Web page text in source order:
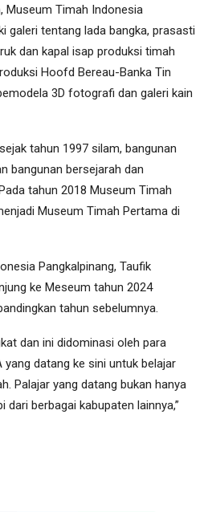
Museum Timah Indonesia
galeri tentang lada bangka, prasasti
dan kapal isap produksi timah
Hoofd Bereau-Banka Tin
3D fotografi dan galeri kain
tahun 1997 silam, bangunan
bangunan bersejarah dan
tahun 2018 Museum Timah
Museum Timah Pertama di
Pangkalpinang, Taufik
ke Meseum tahun 2024
tahun sebelumnya.
dan ini didominasi oleh para
yang datang ke sini untuk belajar
Palajar yang datang bukan hanya
dari berbagai kabupaten lainnya,”